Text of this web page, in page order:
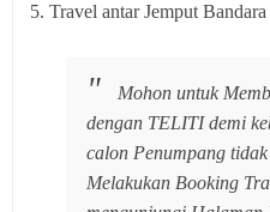
Travel antar Jemput Bandara
Mohon untuk
dengan TELITI demi
calon Penumpang
Melakukan Booking